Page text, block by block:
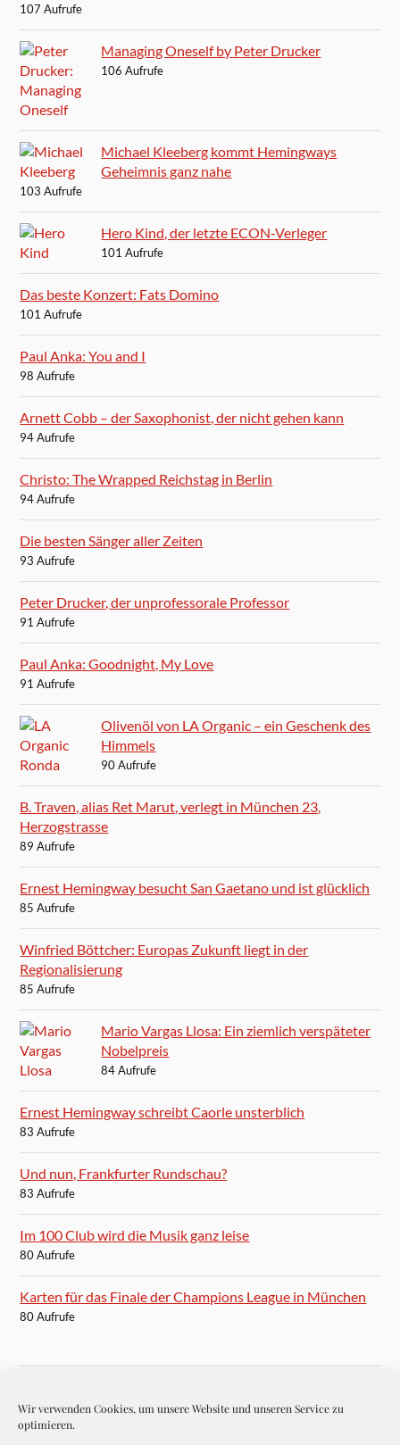
Wir verwenden Cookies, um unsere Website und unseren Service zu
optimieren.
107 Aufrufe
Managing Oneself by Peter Drucker
106 Aufrufe
Michael Kleeberg kommt Hemingways
Geheimnis ganz nahe
103 Aufrufe
Hero Kind, der letzte ECON-Verleger
101 Aufrufe
Das beste Konzert: Fats Domino
101 Aufrufe
Paul Anka: You and I
98 Aufrufe
Arnett Cobb – der Saxophonist, der nicht gehen kann
94 Aufrufe
Christo: The Wrapped Reichstag in Berlin
94 Aufrufe
Die besten Sänger aller Zeiten
93 Aufrufe
Peter Drucker, der unprofessorale Professor
91 Aufrufe
Paul Anka: Goodnight, My Love
91 Aufrufe
Olivenöl von LA Organic – ein Geschenk des
Himmels
90 Aufrufe
B. Traven, alias Ret Marut, verlegt in München 23,
Herzogstrasse
89 Aufrufe
Ernest Hemingway besucht San Gaetano und ist glücklich
85 Aufrufe
Winfried Böttcher: Europas Zukunft liegt in der
Regionalisierung
85 Aufrufe
Mario Vargas Llosa: Ein ziemlich verspäteter
Nobelpreis
84 Aufrufe
Ernest Hemingway schreibt Caorle unsterblich
83 Aufrufe
Und nun, Frankfurter Rundschau?
83 Aufrufe
Im 100 Club wird die Musik ganz leise
80 Aufrufe
Karten für das Finale der Champions League in München
80 Aufrufe
BLOGROLL